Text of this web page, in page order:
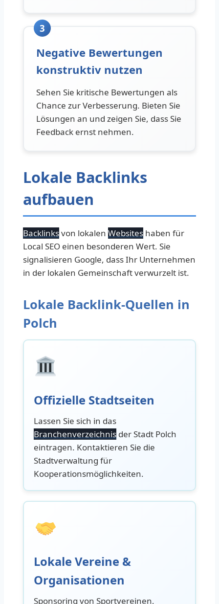
3
Negative Bewertungen
konstruktiv nutzen
Sehen Sie kritische Bewertungen als
Chance zur Verbesserung. Bieten Sie
Lösungen an und zeigen Sie, dass Sie
Feedback ernst nehmen.
Lokale Backlinks
aufbauen
Backlinksvon lokalen Websites haben für
Local SEO einen besonderen Wert. Sie
signalisieren Google, dass Ihr Unternehmen
in der lokalen Gemeinschaft verwurzelt ist.
Lokale Backlink-Quellen in
Polch
Offizielle Stadtseiten
Lassen Sie sich in das
Branchenverzeichnis der Stadt Polch
eintragen. Kontaktieren Sie die
Stadtverwaltung für
Kooperationsmöglichkeiten.
Lokale Vereine &
Organisationen
Sponsoring von Sportvereinen,